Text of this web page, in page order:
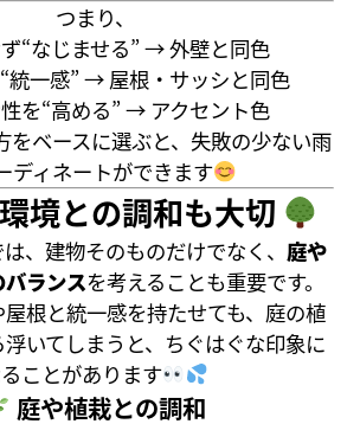
つまり、
“なじませる” → 外壁と同色
統一感” → 屋根・サッシと同色
を“高める” → アクセント色
をベースに選ぶと、失敗の少ない雨
ディネートができます
境との調和も大切
、建物そのものだけでなく、 庭や
ランスを考えることも重要です。
根と統一感を持たせても、庭の植
いてしまうと、ちぐはぐな印象に
ことがあります
庭や植栽との調和